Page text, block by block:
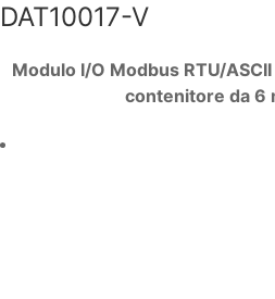
DAT10017-V
Modulo I/O Modbus RTU/
contenitore da 6